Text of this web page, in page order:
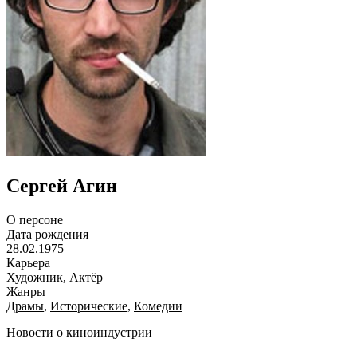
Сергей Агин
О персоне
Дата рождения
28.02.1975
Карьера
Художник, Актёр
Жанры
Драмы, Исторические, Комедии
Новости о киноиндустрии